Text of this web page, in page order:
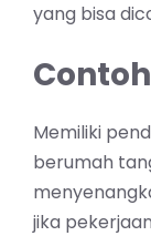
yang bisa
Memiliki
berumah
jika